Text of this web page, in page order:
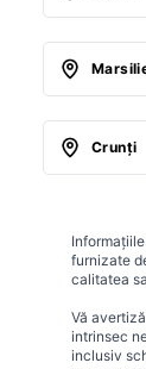
Crunţi
furnizate
calitatea
Vă
intrinsec
inclusiv